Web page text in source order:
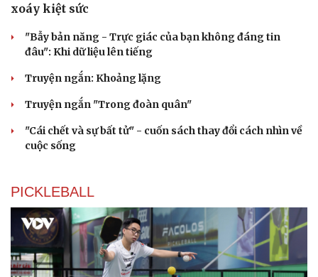
xoáy kiệt sức
"Bẫy bản năng - Trực giác của bạn không đáng tin
đâu": Khi dữ liệu lên tiếng
Truyện ngắn: Khoảng lặng
Truyện ngắn "Trong đoàn quân"
"Cái chết và sự bất tử" - cuốn sách thay đổi cách nhìn về
cuộc sống
PICKLEBALL